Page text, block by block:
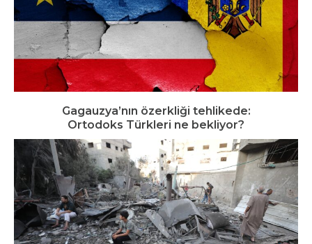
Gagauzya’nın özerkliği tehlikede:
Ortodoks Türkleri ne bekliyor?